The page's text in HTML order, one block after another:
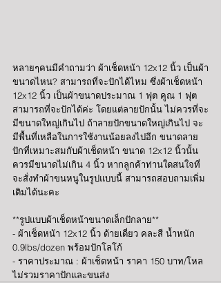
หลายๆคนมีคำถามว่า ผ้าเช็ดหน้า 12x12 นิ้ว เป็นผ้า
ขนาดไหน? สามารถที่จะปักได้ไหม ซึ่งผ้าเช็ดหน้า
12x12 นิ้ว เป็นผ้าขนาดประมาณ 1 ฟุต คูณ 1 ฟุต
สามารถที่จะปักได้ค่ะ โดยแต่ลายปักนั้น ไม่ควรที่จะ
มีขนาดใหญ่เกินไป ถ้าลายปักขนาดใหญ่เกินไป จะ
มีพื้นที่เหลือในการใช้งานน้อยลงไปอีก ขนาดลาย
ปักที่เหมาะสมกับผ้าเช็ดหน้า ขนาด 12x12 นิ้วนั้น
ควรมีขนาดไม่เกิน 4 นิ้ว หากลูกค้าท่านใดสนใจที่
จะสั่งทำผ้าขนหนูในรูปแบบนี้ สามารถสอบถามเพิ่ม
เติมได้นะคะ
**รูปแบบผ้าเช็ดหน้าขนาดเล็กปักลาย**
- ผ้าเช็ดหน้า 12x12 นิ้ว ด้ายเดี่ยว คละสี น้ำหนัก
0.9lbs/dozen พร้อมปักโลโก้
- ราคาประมาณ : ผ้าเช็ดหน้า ราคา 150 บาท/โหล
ไม่รวมราคาปักและขนส่ง